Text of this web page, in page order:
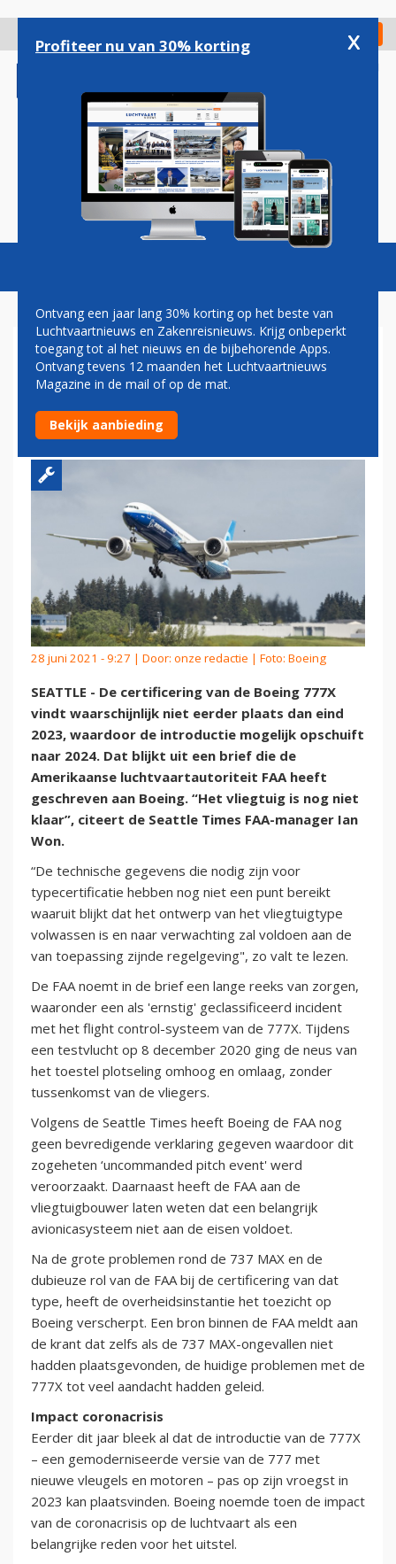
gaan
Check in
Magazine Podcasts Vacatures
FAA: CERTIFICERING BOEING
777X NIET EERDER DAN IN
2023
28 juni 2021 - 9:27 | Door: onze redactie | Foto: Boeing
SEATTLE - De certificering van de Boeing 777X
vindt waarschijnlijk niet eerder plaats dan eind
2023, waardoor de introductie mogelijk opschuift
naar 2024. Dat blijkt uit een brief die de
Amerikaanse luchtvaartautoriteit FAA heeft
geschreven aan Boeing. “Het vliegtuig is nog niet
klaar”, citeert de Seattle Times FAA-manager Ian
Won.
“De technische gegevens die nodig zijn voor
typecertificatie hebben nog niet een punt bereikt
waaruit blijkt dat het ontwerp van het vliegtuigtype
volwassen is en naar verwachting zal voldoen aan de
van toepassing zijnde regelgeving", zo valt te lezen.
De FAA noemt in de brief een lange reeks van zorgen,
waaronder een als 'ernstig' geclassificeerd incident
met het flight control-systeem van de 777X. Tijdens
een testvlucht op 8 december 2020 ging de neus van
het toestel plotseling omhoog en omlaag, zonder
tussenkomst van de vliegers.
Volgens de Seattle Times heeft Boeing de FAA nog
geen bevredigende verklaring gegeven waardoor dit
zogeheten ‘uncommanded pitch event' werd
veroorzaakt. Daarnaast heeft de FAA aan de
vliegtuigbouwer laten weten dat een belangrijk
avionicasysteem niet aan de eisen voldoet.
Na de grote problemen rond de 737 MAX en de
dubieuze rol van de FAA bij de certificering van dat
type, heeft de overheidsinstantie het toezicht op
Boeing verscherpt. Een bron binnen de FAA meldt aan
de krant dat zelfs als de 737 MAX-ongevallen niet
hadden plaatsgevonden, de huidige problemen met de
777X tot veel aandacht hadden geleid.
Impact coronacrisis
Eerder dit jaar bleek al dat de introductie van de 777X
– een gemoderniseerde versie van de 777 met
nieuwe vleugels en motoren – pas op zijn vroegst in
2023 kan plaatsvinden. Boeing noemde toen de impact
van de coronacrisis op de luchtvaart als een
belangrijke reden voor het uitstel.
Profiteer nu van 30% korting x
Ontvang een jaar lang 30% korting op het beste van
Luchtvaartnieuws en Zakenreisnieuws. Krijg onbeperkt
toegang tot al het nieuws en de bijbehorende Apps.
Ontvang tevens 12 maanden het Luchtvaartnieuws
Magazine in de mail of op de mat.
Bekijk aanbieding